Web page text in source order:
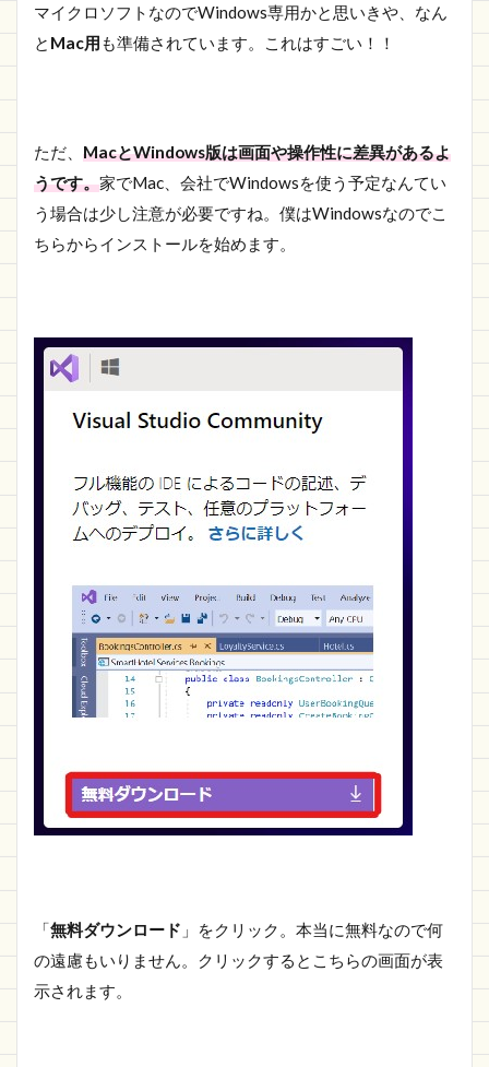
マイクロソフトなのでWindows専用かと思いきや、なん
と Mac用も準備されています。これはすごい！！
ただ、 MacとWindows版は画面や操作性に差異があるよ
うです。家でMac、会社でWindowsを使う予定なんてい
う場合は少し注意が必要ですね。僕はWindowsなのでこ
ちらからインストールを始めます。
「無料ダウンロード 」をクリック。本当に無料なので何
の遠慮もいりません。クリックするとこちらの画面が表
示されます。